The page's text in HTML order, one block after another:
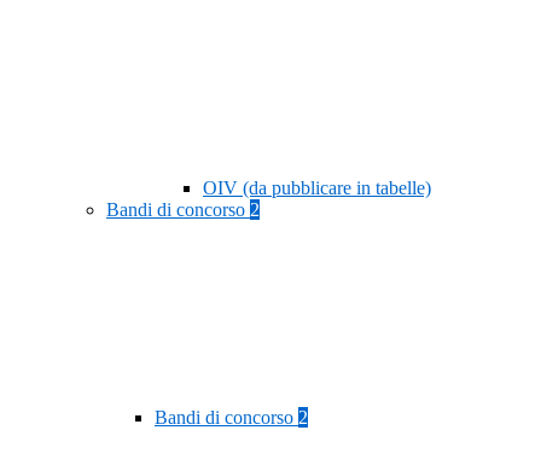
OIV (da pubblicare in tabelle)
Bandi di concorso 2
Bandi di concorso 2